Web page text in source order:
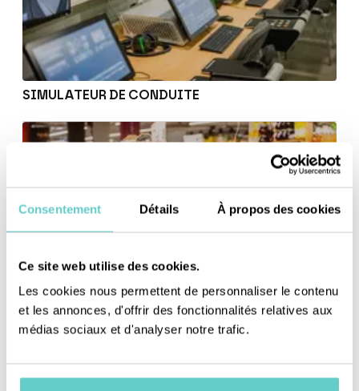
Consentement Détails À propos des cookies
Ce site web utilise des cookies.
Les cookies nous permettent de personnaliser le contenu
et les annonces, d'offrir des fonctionnalités relatives aux
médias sociaux et d'analyser notre trafic.
SIMULATEUR DE CONDUITE
COOLING DISPLAY